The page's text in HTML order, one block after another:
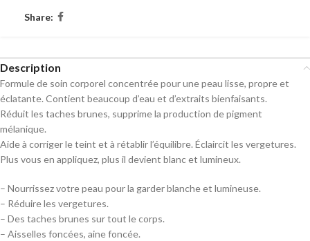
Share:
Description
Formule de soin corporel concentrée pour une peau lisse, propre et
éclatante. Contient beaucoup d’eau et d’extraits bienfaisants.
Réduit les taches brunes, supprime la production de pigment
mélanique.
Aide à corriger le teint et à rétablir l’équilibre. Éclaircit les vergetures.
Plus vous en appliquez, plus il devient blanc et lumineux.
– Nourrissez votre peau pour la garder blanche et lumineuse.
– Réduire les vergetures.
– Des taches brunes sur tout le corps.
– Aisselles foncées, aine foncée.